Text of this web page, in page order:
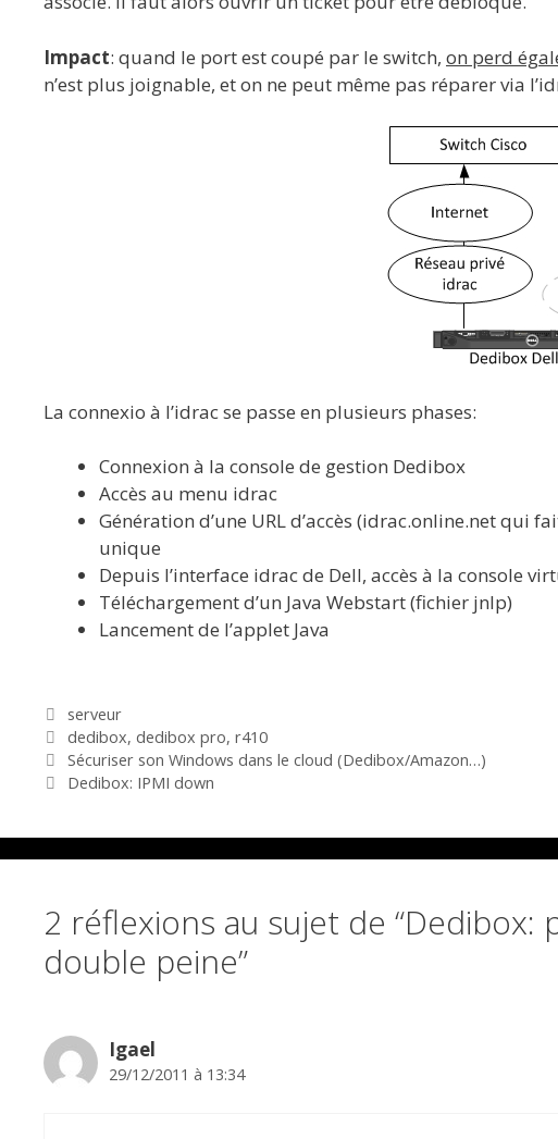
Impact: quand le port est coupé par le switch, on perd
n’est plus joignable, et on ne peut même pas réparer via
La connexio à l’idrac se passe en plusieurs phases:
Connexion à la console de gestion Dedibox
Accès au menu idrac
Génération d’une URL d’accès (idrac.online.net qui
unique
Depuis l’interface idrac de Dell, accès à la console
Téléchargement d’un Java Webstart (fichier jnlp)
Lancement de l’applet Java
Catégories
serveur
Étiquettes
dedibox, dedibox pro, r410
Sécuriser son Windows dans le cloud (Dedibox/Amazon…)
Dedibox: IPMI down
2 réflexions au sujet de “Dedibox:
double peine”
Igael
29/12/2011 à 13:34